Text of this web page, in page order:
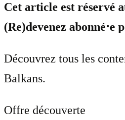
Cet article est réservé
(Re)devenez abonné⋅e
Découvrez tous les
Balkans.
Offre découverte